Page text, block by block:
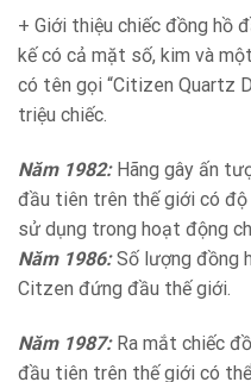
+ Giới thiệu chiếc đồng hồ
kế có cả mặt số, kim và
có tên gọi “Citizen Quartz
triệu chiếc.
Năm 1982:Hãng gây ấn
đầu tiên trên thế giới có
sử dụng trong hoạt động
Năm 1986:Số lượng đồng
Citzen đứng đầu thế giới.
Năm 1987:Ra mắt chiếc
đầu tiên trên thế giới có